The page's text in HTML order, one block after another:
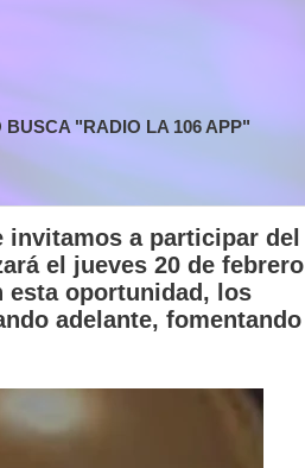
"RADIO LA 106 APP"
invitamos a participar del
el jueves 20 de febrero
esta oportunidad, los
adelante, fomentando